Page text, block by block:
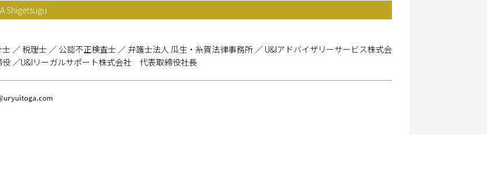
Shigetsugu
／ 税理士 ／ 公認不正検査士 ／ 弁護士法人 瓜生・糸賀法律事務所 ／ U&Iアドバイザリーサービス株式会
／U&Iリーガルサポート株式会社 代表取締役社長